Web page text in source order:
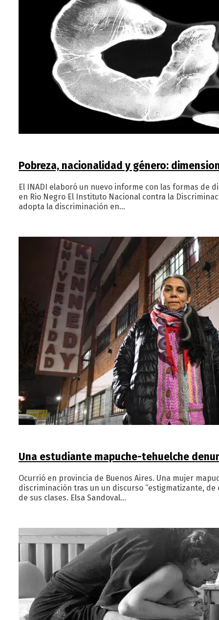
Pobreza, nacionalidad y género:
El INADI elaboró un nuevo informe con las formas de
en Rio Negro El Instituto Nacional contra la
adopta la discriminación en…
Una estudiante mapuche-tehuelche
Ocurrió en provincia de Buenos Aires. Una mujer
discriminación tras un un discurso “estigmatizante,
de sus clases. Elsa Sandoval…